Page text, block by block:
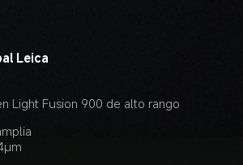
Leica
Light Fusion 900 de alto rango
Leica
10cm
angular Leica